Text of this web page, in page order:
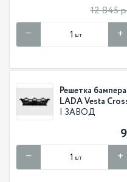
12 845
шт
Решетка
LADA Vesta
| ЗАВОД
шт